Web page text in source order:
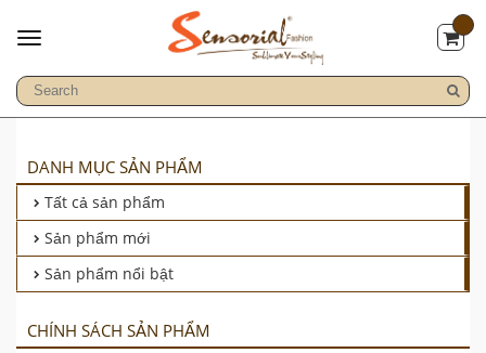
DANH MỤC SẢN PHẨM
Tất cả sản phẩm
Sản phẩm mới
Sản phẩm nổi bật
CHÍNH SÁCH SẢN PHẨM